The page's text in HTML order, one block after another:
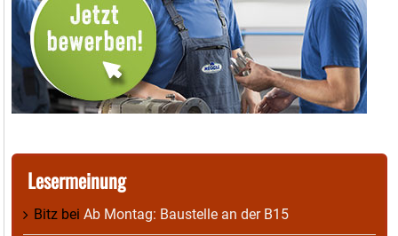
Lesermeinung
Bitz bei Ab Montag: Baustelle an der B15